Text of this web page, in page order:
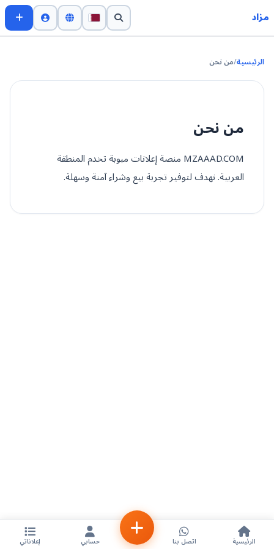
مزاد
الرئيسية/من نحن
من نحن
MZAAAD.COM منصة إعلانات مبوبة تخدم المنطقة
العربية. نهدف لتوفير تجربة بيع وشراء آمنة وسهلة.
الرئيسية اتصل بنا حسابي إعلاناتي